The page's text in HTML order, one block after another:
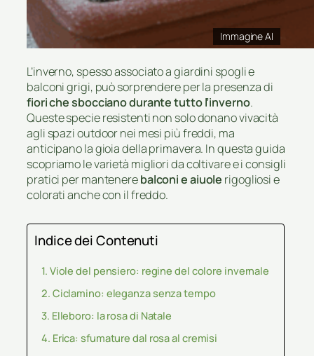
Immagine AI
L’inverno, spesso associato a giardini spogli e
balconi grigi, può sorprendere per la presenza di
fiori che sbocciano durante tutto l’inverno.
Queste specie resistenti non solo donano vivacità
agli spazi outdoor nei mesi più freddi, ma
anticipano la gioia della primavera. In questa guida
scopriamo le varietà migliori da coltivare e i consigli
pratici per mantenerebalconi e aiuole rigogliosi e
colorati anche con il freddo.
Indice dei Contenuti
Viole del pensiero: regine del colore invernale
Ciclamino: eleganza senza tempo
Elleboro: la rosa di Natale
Erica: sfumature dal rosa al cremisi